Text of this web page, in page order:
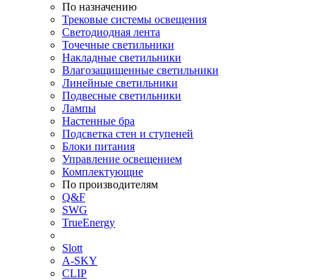
По назначению
Трековые системы освещения
Светодиодная лента
Точечные светильники
Накладные светильники
Влагозащищенные светильники
Линейные светильники
Подвесные светильники
Лампы
Настенные бра
Подсветка стен и ступеней
Блоки питания
Управление освещением
Комплектующие
По производителям
Q&F
SWG
TrueEnergy
Slott
A-SKY
CLIP